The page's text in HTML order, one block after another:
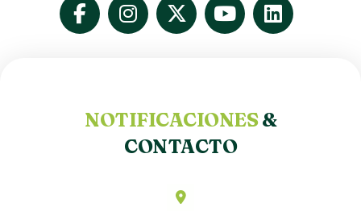
NOTIFICACIONES &
CONTACTO